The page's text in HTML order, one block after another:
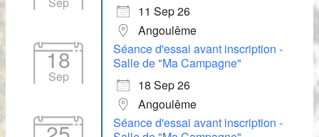
11 Sep 26
Angoulême
18
Sep
Séance d'essai avant inscription -
Salle de "Ma Campagne"
18 Sep 26
Angoulême
Séance d'essai avant inscription -